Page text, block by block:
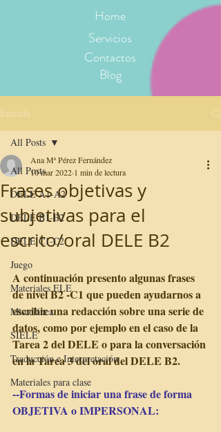
Home
Servicios
Contactos
Blog
Entrada
All Posts
DELE A1-A2
DELE B1-B2
DELE C1-C2
Juego
Materiales ELE
Miscelánea
SIELE
Traducción e Interpretación
Materiales para clase
All Posts
Frases objetivas y
subjetivas para el
escrito/oral DELE B2
Ana Mª Pérez Fernández
10 mar 2022 1 min de lectura
A continuación presento algunas frases
de nivel B2 -C1 que pueden ayudarnos a
escribir una redacción sobre una serie de
datos, como por ejemplo en el caso de la
Tarea 2 del DELE o para la conversación
en la Tarea 3 del oral del DELE B2.
--Formas de iniciar una frase de forma
OBJETIVA o IMPERSONAL: